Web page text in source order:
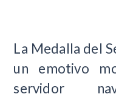
La Medalla del
un emotivo
servidor